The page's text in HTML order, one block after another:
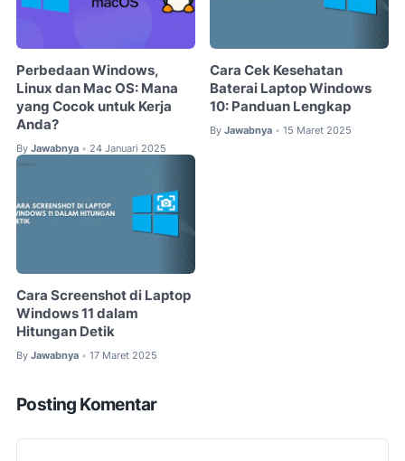
Perbedaan Windows,
Linux dan Mac OS: Mana
yang Cocok untuk Kerja
Anda?
By Jawabnya • 24 Januari 2025
Cara Cek Kesehatan
Baterai Laptop Windows
10: Panduan Lengkap
By Jawabnya • 15 Maret 2025
Cara Screenshot di Laptop
Windows 11 dalam
Hitungan Detik
By Jawabnya • 17 Maret 2025
Posting Komentar